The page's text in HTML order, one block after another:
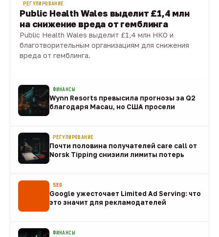
РЕГУЛИРОВАНИЕ
Public Health Wales выделит £1,4 млн
на снижение вреда от гемблинга
Public Health Wales выделит £1,4 млн НКО и
благотворительным организациям для снижения
вреда от гемблинга.
ФИНАНСЫ
Wynn Resorts превысила прогнозы за Q2
благодаря Macau, но США просели
РЕГУЛИРОВАНИЕ
Почти половина получателей care call от
Norsk Tipping снизили лимиты потерь
SEO
Google ужесточает Limited Ad Serving: что
это значит для рекламодателей
ФИНАНСЫ